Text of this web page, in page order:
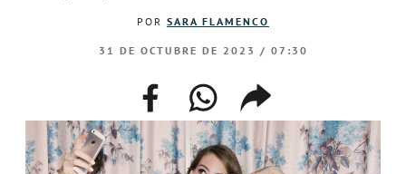
POR SARA FLAMENCO
31 DE OCTUBRE DE 2023 / 07:30
facebookwhatsappcompartir
enlace